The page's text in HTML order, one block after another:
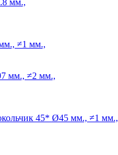
мм.,
≠1 мм.,
мм., ≠2 мм.,
45* Ø45 мм., ≠1 мм.,